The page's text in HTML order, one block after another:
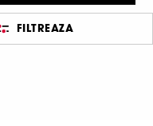
FILTREAZA